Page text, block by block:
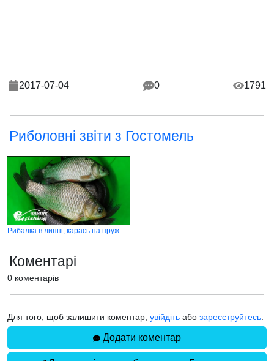
2017-07-04 0 1791
Риболовні звіти з Гостомель
Рибалка в липні, карась на пружини
Коментарі
0 коментарів
Для того, щоб залишити коментар, увійдіть або зареєструйтесь
Додати коментар